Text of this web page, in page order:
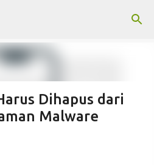
main content
Dihapus dari
Malware